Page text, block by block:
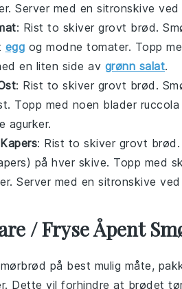
Server med en sitronskive ved
: Rist to skiver grovt brød.
egg og modne tomater. Topp
en liten side av grønn salat.
: Rist to skiver grovt brød.
Topp med noen blader
agurker.
: Rist to skiver grovt
på hver skive. Topp med
Server med en sitronskive
/ Fryse Åpent
på best mulig måte,
Dette vil forhindre at brødet